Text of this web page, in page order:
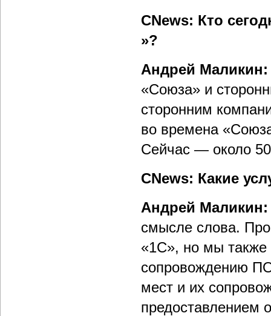
CNews: Кто
»?
Андрей Маликин:
«Союза» и
сторонним
во времена
Сейчас — около
CNews: Какие
Андрей Маликин:
смысле слова.
«1С», но мы также
сопровождению
мест и их
предоставлением